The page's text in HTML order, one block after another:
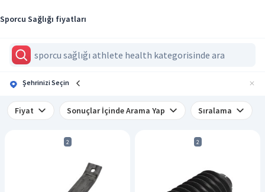
Sporcu Sağlığı fiyatları
Şehrinizi Seçin
Fiyat Sonuçlar İçinde Arama Yap Sıralama
2 2